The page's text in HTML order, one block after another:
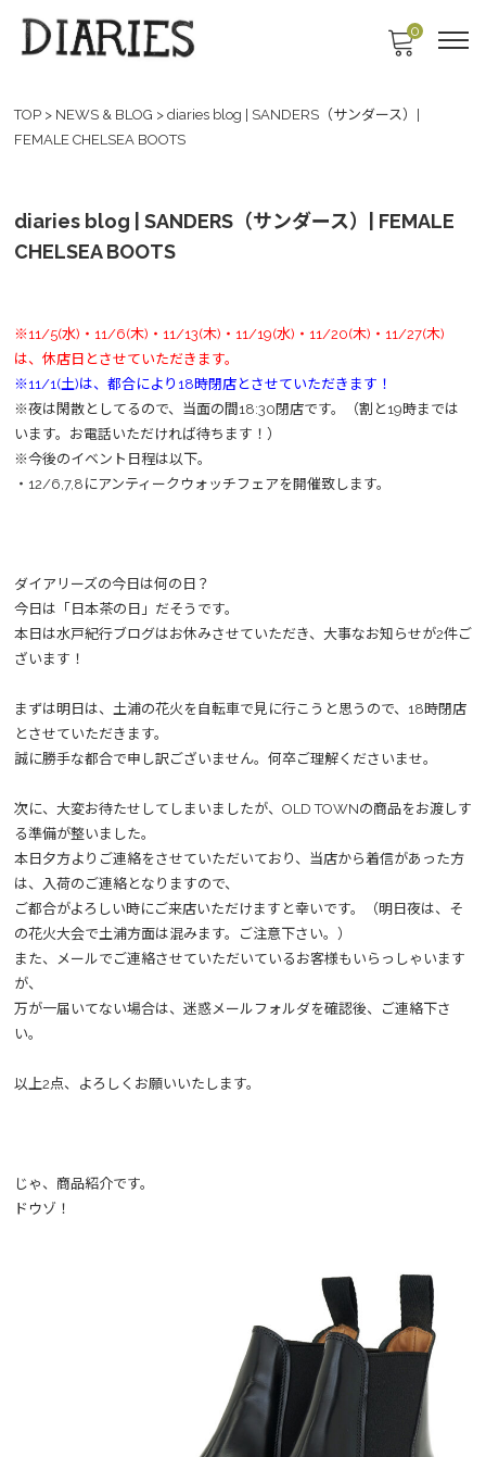
0
TOP > NEWS & BLOG > diaries blog | SANDERS（サンダース）|
FEMALE CHELSEA BOOTS
diaries blog | SANDERS（サンダース）| FEMALE
CHELSEA BOOTS
※11/5(水)・11/6(木)・11/13(木)・11/19(水)・11/20(木)・11/27(木)
は、休店日とさせていただきます。
※11/1(土)は、都合により18時閉店とさせていただきます！
※夜は閑散としてるので、当面の間18:30閉店です。（割と19時までは
います。お電話いただければ待ちます！）
※今後のイベント日程は以下。
・12/6,7,8にアンティークウォッチフェアを開催致します。
ダイアリーズの今日は何の日？
今日は「日本茶の日」だそうです。
本日は水戸紀行ブログはお休みさせていただき、大事なお知らせが2件ご
ざいます！
まずは明日は、土浦の花火を自転車で見に行こうと思うので、18時閉店
とさせていただきます。
誠に勝手な都合で申し訳ございません。何卒ご理解くださいませ。
次に、大変お待たせしてしまいましたが、OLD TOWNの商品をお渡しす
る準備が整いました。
本日夕方よりご連絡をさせていただいており、当店から着信があった方
は、入荷のご連絡となりますので、
ご都合がよろしい時にご来店いただけますと幸いです。（明日夜は、そ
の花火大会で土浦方面は混みます。ご注意下さい。）
また、メールでご連絡させていただいているお客様もいらっしゃいます
が、
万が一届いてない場合は、迷惑メールフォルダを確認後、ご連絡下さ
い。
以上2点、よろしくお願いいたします。
じゃ、商品紹介です。
ドウゾ！